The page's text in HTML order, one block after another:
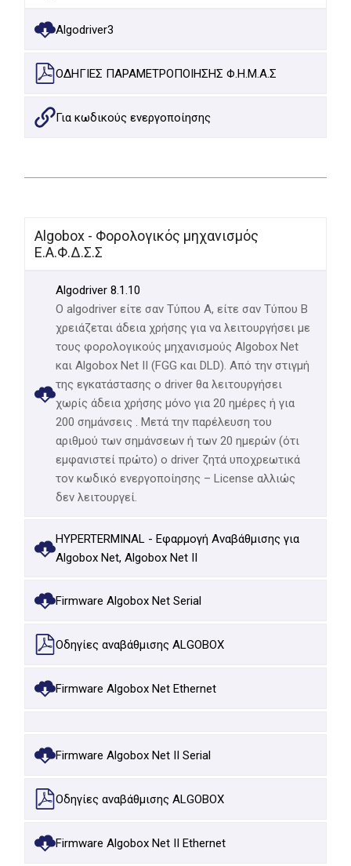
Algodriver3
ΟΔΗΓΙΕΣ ΠΑΡΑΜΕΤΡΟΠΟΙΗΣΗΣ Φ.Η.Μ.Α.Σ
Για κωδικoύς ενεργοποίησης
Algobox - Φορολογικός μηχανισμός
Ε.Α.Φ.Δ.Σ.Σ
Algodriver 8.1.10
Ο algodriver είτε σαν Τύπου Α, είτε σαν Τύπου Β
χρειάζεται άδεια χρήσης για να λειτουργήσει με
τους φορολογικούς μηχανισμούς Algobox Net
και Algobox Net II (FGG και DLD). Από την στιγμή
της εγκατάστασης ο driver θα λειτουργήσει
χωρίς άδεια χρήσης μόνο για 20 ημέρες ή για
200 σημάνσεις . Μετά την παρέλευση του
αριθμού των σημάνσεων ή των 20 ημερών (ότι
εμφανιστεί πρώτο) ο driver ζητά υποχρεωτικά
τον κωδικό ενεργοποίησης – License αλλιώς
δεν λειτουργεί.
HYPERTERMINAL - Εφαρμογή Αναβάθμισης για
Algobox Net, Algobox Net II
Firmware Algobox Net Serial
Οδηγίες αναβάθμισης ALGOBOX
Firmware Algobox Net Ethernet
Firmware Algobox Net II Serial
Οδηγίες αναβάθμισης ALGOBOX
Firmware Algobox Net II Ethernet